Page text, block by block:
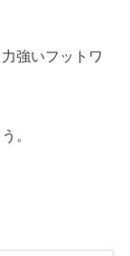
強いフットワ
。